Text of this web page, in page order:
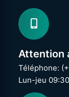
Attention
Téléphone:
Lun-jeu